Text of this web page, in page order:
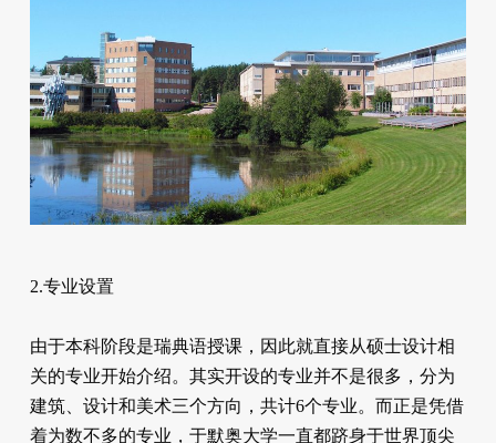
2.专业设置
由于本科阶段是瑞典语授课，因此就直接从硕士设计相
关的专业开始介绍。其实开设的专业并不是很多，分为
建筑、设计和美术三个方向，共计6个专业。而正是凭借
着为数不多的专业，于默奥大学一直都跻身于世界顶尖